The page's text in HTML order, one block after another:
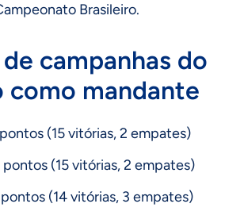
Brasileiro.
campanhas do
como mandante
(15 vitórias, 2 empates)
(15 vitórias, 2 empates)
(14 vitórias, 3 empates)